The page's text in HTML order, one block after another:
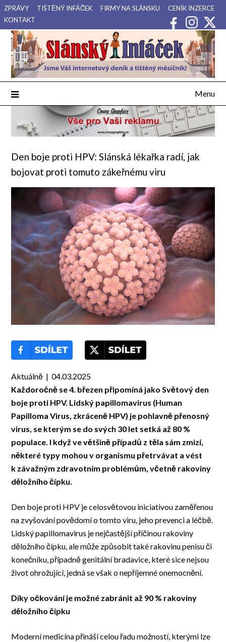
Přejdi
na
obsah
ZPRÁVY TIŠTĚNÝ INFÁČEK FIRMY NA SLÁNSKU
CENÍK INZERCE
KONTAKT
Slánský Infáček
Váš internetový deník a tištěný měsíčník pro Slánsko, Kladensko
a Lounsko.
Menu
Den boje proti HPV: Slánská lékařka radí, jak
bojovat proti tomuto zákeřnému viru
Aktuálně | 04.03.2025
Každoročně se 4. březen připomíná jako Světový den
boje proti HPV. Lidský papillomavirus (Human
Papilloma Virus, zkráceně HPV) je pohlavně přenosný
virus, se kterým se do svých 30 let setká až 80 %
populace. I když ve většině případů z těla sám zmizí,
některé typy mohou v organismu přetrvávat a vést
k závažným zdravotním problémům, včetně rakoviny
děložního čípku.
Den boje proti HPV je celosvětovou iniciativou zaměřenou
na zvyšování povědomí o tomto viru, jeho prevenci a léčbě.
Lidský papillomavirus je nejčastější příčinou rakoviny
děložního čípku, ale může způsobit také rakovinu penisu či
konečníku, případně genitální bradavice, které sice nejsou
život ohrožující, jedná se však o nepříjemné onemocnění.
Díky očkování je možné zabránit až 90 % rakoviny
děložního čípku
Moderní medicína přináší celou řadu možností, kterými lze